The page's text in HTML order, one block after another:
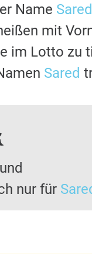
Name Sared
mit
im Lotto zu
Sared
nur für